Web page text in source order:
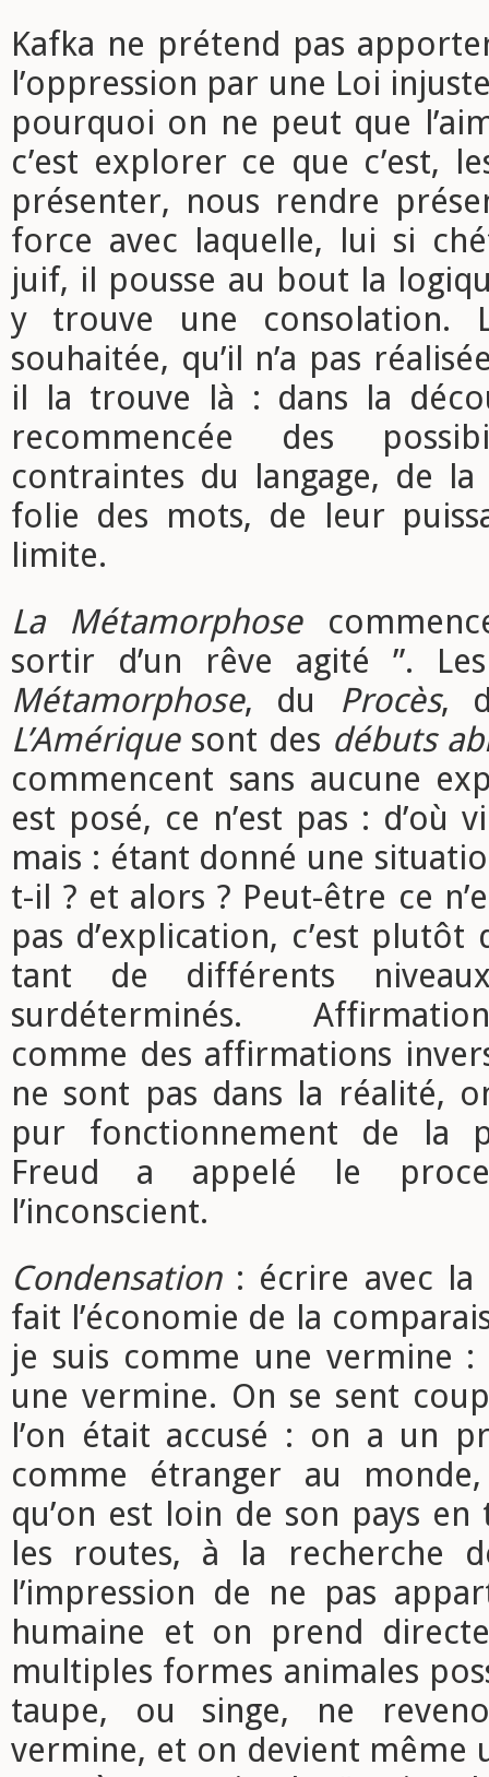
Kafka ne prétend pas
l’oppression par une Loi
pourquoi on ne peut que
c’est explorer ce que c’est,
présenter, nous rendre
force avec laquelle, lui si
juif, il pousse au bout la
y trouve une consolation.
souhaitée, qu’il n’a pas
il la trouve là : dans la
recommencée des
contraintes du langage, de
folie des mots, de leur
limite.
La Métamorphose
sortir d’un rêve agité ”.
Métamorphose, du Procès,
L’Amériquesont des débuts
commencent sans aucune
est posé, ce n’est pas : d’où
mais : étant donné une
t-il ? et alors ? Peut-être ce
pas d’explication, c’est plutôt
tant de différents niveaux
surdéterminés.
comme des affirmations
ne sont pas dans la réalité,
pur fonctionnement de la
Freud a appelé le
l’inconscient.
Condensation: écrire avec la
fait l’économie de la
je suis comme une vermine :
une vermine. On se sent
l’on était accusé : on a un
comme étranger au
qu’on est loin de son pays en
les routes, à la recherche
l’impression de ne pas
humaine et on prend
multiples formes animales
taupe, ou singe, ne
vermine, et on devient même